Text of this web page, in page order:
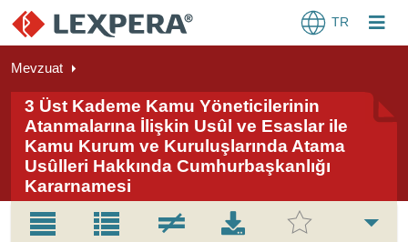
TR
Mevzuat
3 Üst Kademe Kamu Yöneticilerinin
Atanmalarına İlişkin Usûl ve Esaslar ile
Kamu Kurum ve Kuruluşlarında Atama
Usûlleri Hakkında Cumhurbaşkanlığı
Kararnamesi